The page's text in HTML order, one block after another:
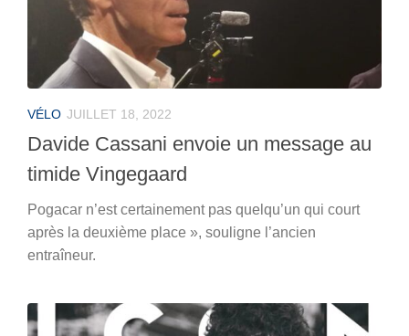
VÉLO JUILLET 18, 2022
Davide Cassani envoie un message au
timide Vingegaard
Pogacar n’est certainement pas quelqu’un qui court
après la deuxième place », souligne l’ancien
entraîneur.